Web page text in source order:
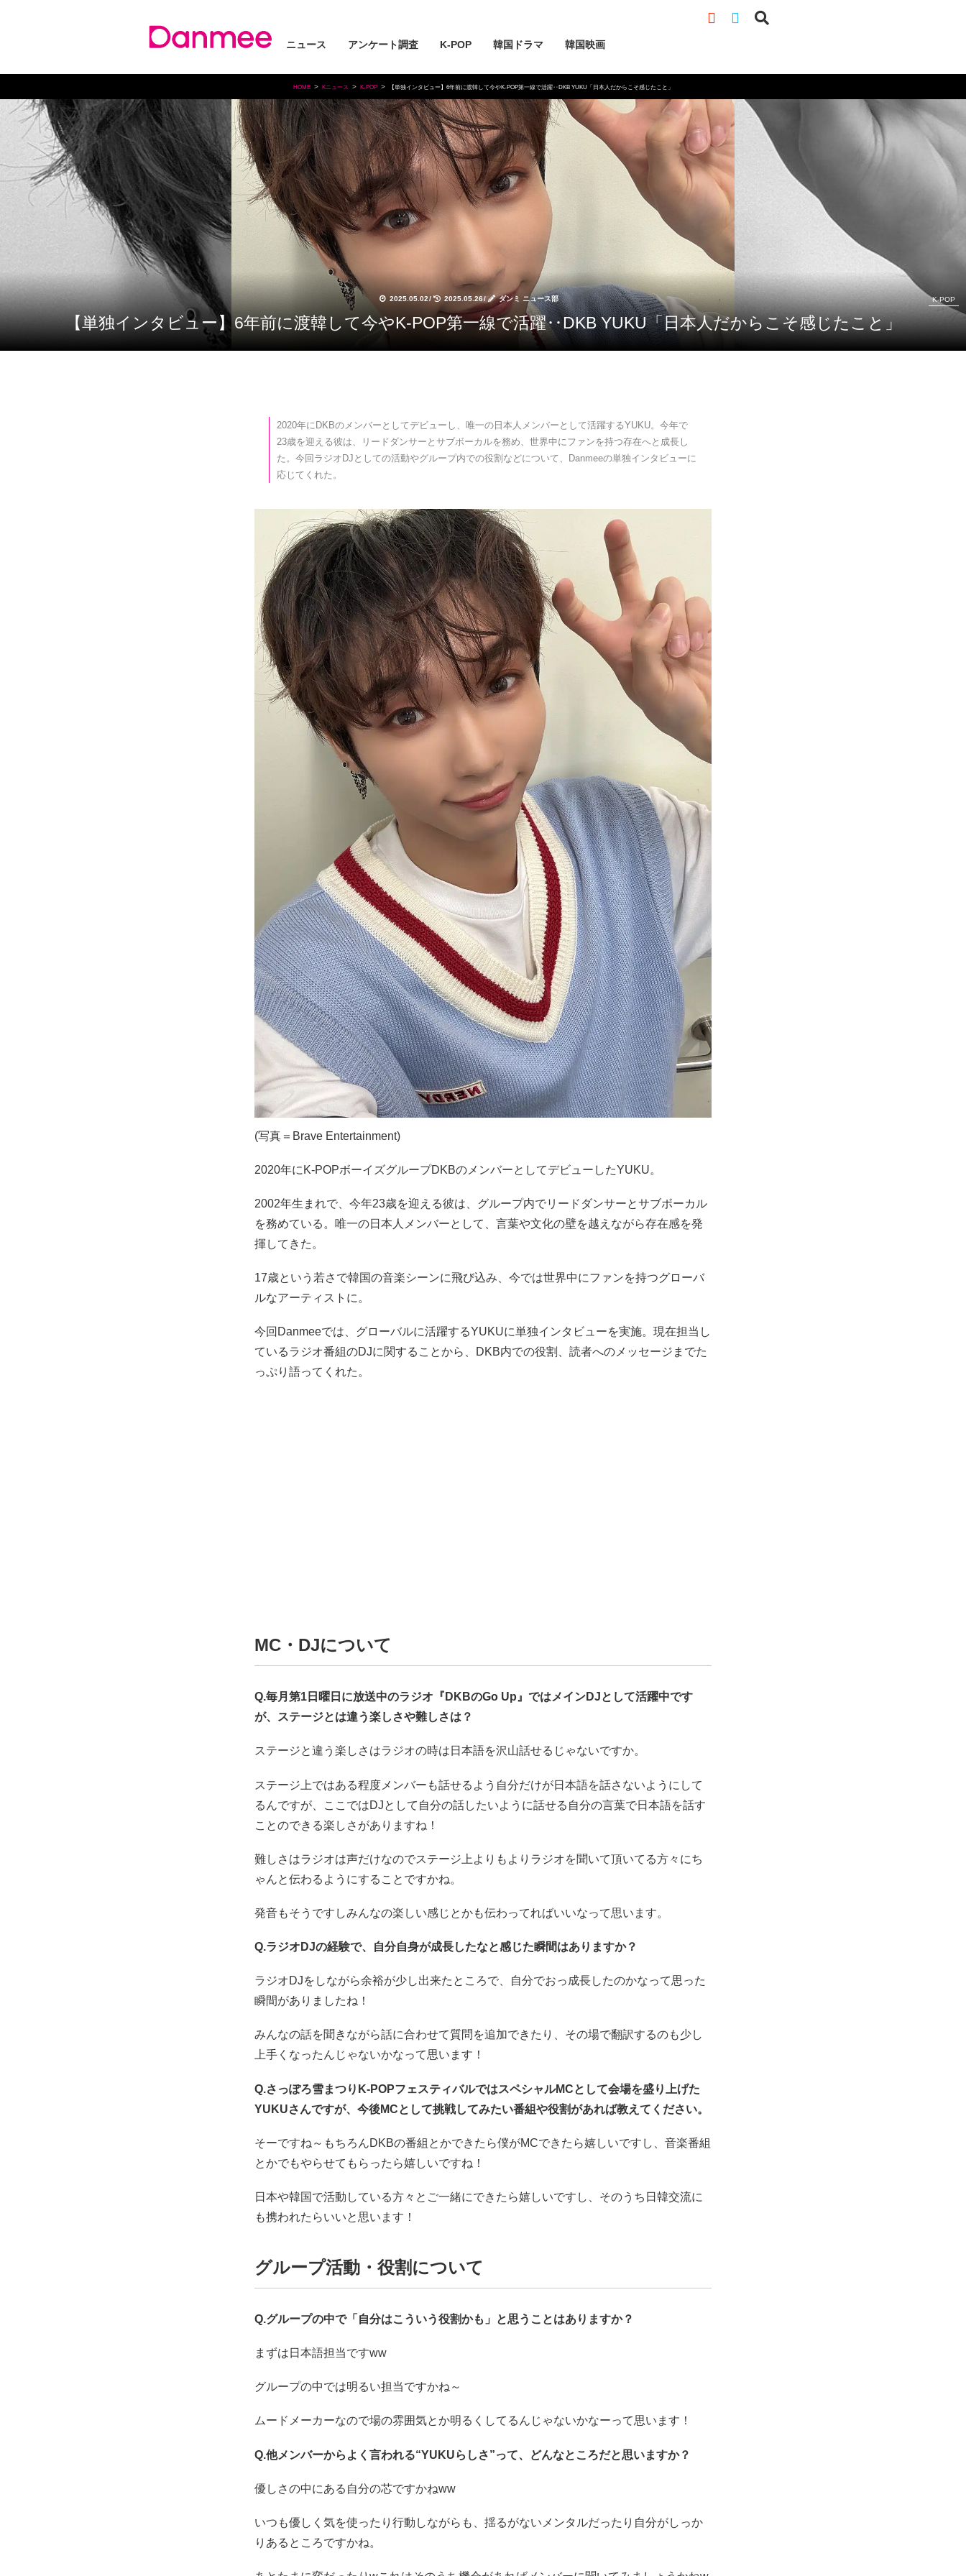
ニュース アンケート調査 K-POP 韓国ドラマ 韓国映画
HOME Kニュース K-POP 【単独インタビュー】6年前に渡韓して今やK-POP第一線で活躍‥DKB YUKU「日本人だからこそ感じたこと」
2025.05.02/ 2025.05.26/ ダンミ ニュース部 K-POP
【単独インタビュー】6年前に渡韓して今やK-POP第一線で活躍‥DKB YUKU「日本人だからこそ感じたこと」
2020年にDKBのメンバーとしてデビューし、唯一の日本人メンバーとして活躍するYUKU。今年で
23歳を迎える彼は、リードダンサーとサブボーカルを務め、世界中にファンを持つ存在へと成長し
た。今回ラジオDJとしての活動やグループ内での役割などについて、Danmeeの単独インタビューに
応じてくれた。
(写真＝Brave Entertainment)
2020年にK-POPボーイズグループDKBのメンバーとしてデビューしたYUKU。
2002年生まれで、今年23歳を迎える彼は、グループ内でリードダンサーとサブボーカル
を務めている。唯一の日本人メンバーとして、言葉や文化の壁を越えながら存在感を発
揮してきた。
17歳という若さで韓国の音楽シーンに飛び込み、今では世界中にファンを持つグローバ
ルなアーティストに。
今回Danmeeでは、グローバルに活躍するYUKUに単独インタビューを実施。現在担当し
ているラジオ番組のDJに関することから、DKB内での役割、読者へのメッセージまでた
っぷり語ってくれた。
MC・DJについて
Q.毎月第1日曜日に放送中のラジオ『DKBのGo Up』ではメインDJとして活躍中です
が、ステージとは違う楽しさや難しさは？
ステージと違う楽しさはラジオの時は日本語を沢山話せるじゃないですか。
ステージ上ではある程度メンバーも話せるよう自分だけが日本語を話さないようにして
るんですが、ここではDJとして自分の話したいように話せる自分の言葉で日本語を話す
ことのできる楽しさがありますね！
難しさはラジオは声だけなのでステージ上よりもよりラジオを聞いて頂いてる方々にち
ゃんと伝わるようにすることですかね。
発音もそうですしみんなの楽しい感じとかも伝わってればいいなって思います。
Q.ラジオDJの経験で、自分自身が成長したなと感じた瞬間はありますか？
ラジオDJをしながら余裕が少し出来たところで、自分でおっ成長したのかなって思った
瞬間がありましたね！
みんなの話を聞きながら話に合わせて質問を追加できたり、その場で翻訳するのも少し
上手くなったんじゃないかなって思います！
Q.さっぽろ雪まつりK-POPフェスティバルではスペシャルMCとして会場を盛り上げた
YUKUさんですが、今後MCとして挑戦してみたい番組や役割があれば教えてください。
そーですね～もちろんDKBの番組とかできたら僕がMCできたら嬉しいですし、音楽番組
とかでもやらせてもらったら嬉しいですね！
日本や韓国で活動している方々とご一緒にできたら嬉しいですし、そのうち日韓交流に
も携われたらいいと思います！
グループ活動・役割について
Q.グループの中で「自分はこういう役割かも」と思うことはありますか？
まずは日本語担当ですww
グループの中では明るい担当ですかね～
ムードメーカーなので場の雰囲気とか明るくしてるんじゃないかなーって思います！
Q.他メンバーからよく言われる“YUKUらしさ”って、どんなところだと思いますか？
優しさの中にある自分の芯ですかねww
いつも優しく気を使ったり行動しながらも、揺るがないメンタルだったり自分がしっか
りあるところですかね。